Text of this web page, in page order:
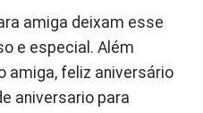
amiga deixam esse
e especial. Além
amiga, feliz aniversário
aniversario para